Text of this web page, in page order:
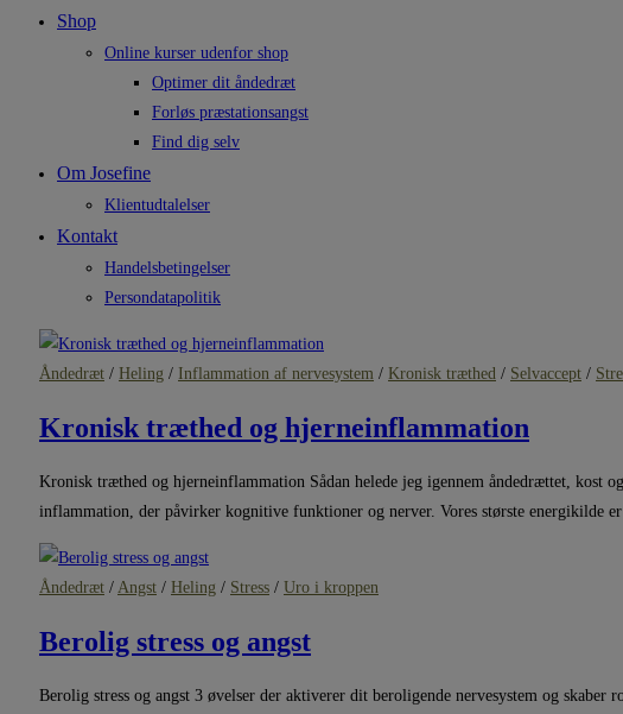
Shop
Online kurser udenfor shop
Optimer dit åndedræt
Forløs præstationsangst
Find dig selv
Om Josefine
Klientudtalelser
Kontakt
Handelsbetingelser
Persondatapolitik
Åndedræt / Heling / Inflammation af nervesystem / Kronisk træthed / Selvaccept /
Kronisk træthed og hjerneinflammation
Kronisk træthed og hjerneinflammation Sådan helede jeg igennem åndedrættet,
inflammation, der påvirker kognitive funktioner og nerver. Vores største
Åndedræt / Angst / Heling / Stress / Uro i kroppen
Berolig stress og angst
Berolig stress og angst 3 øvelser der aktiverer dit beroligende nervesystem og